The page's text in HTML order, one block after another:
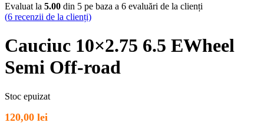
Evaluat la 5.00 din 5 pe baza a 6 evaluări de la clienți
(6 recenzii de la clienți)
Cauciuc 10×2.75 6.5 EWheel
Semi Off-road
Stoc epuizat
120,00 lei